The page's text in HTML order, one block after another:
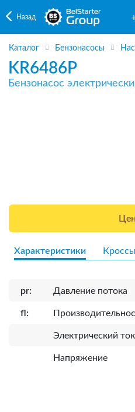
Назад
Каталог Бензонасосы
KR6486P
Бензонасос
Характеристики Кроссы
pr: Давление потока
fl:
Электрический ток
Напряжение